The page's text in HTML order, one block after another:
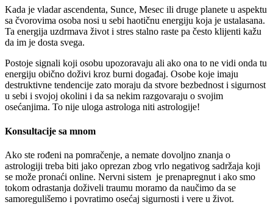
Kada je vladar ascendenta, Sunce, Mesec ili druge planete u aspektu
sa čvorovima osoba nosi u sebi haotičnu energiju koja je ustalasana.
Ta energija uzdrmava život i stres stalno raste pa često klijenti kažu
da im je dosta svega.
Postoje signali koji osobu upozoravaju ali ako ona to ne vidi onda tu
energiju obično doživi kroz burni događaj. Osobe koje imaju
destruktivne tendencije zato moraju da stvore bezbednost i sigurnost
u sebi i svojoj okolini i da sa nekim razgovaraju o svojim
osećanjima. To nije uloga astrologa niti astrologije!
Konsultacije sa mnom
Ako ste rođeni na pomračenje, a nemate dovoljno znanja o
astrologiji treba biti jako oprezan zbog vrlo negativog sadržaja koji
se može pronaći online. Nervni sistem je prenapregnut i ako smo
tokom odrastanja doživeli traumu moramo da naučimo da se
samoregulišemo i povratimo osećaj sigurnosti i vere u život.